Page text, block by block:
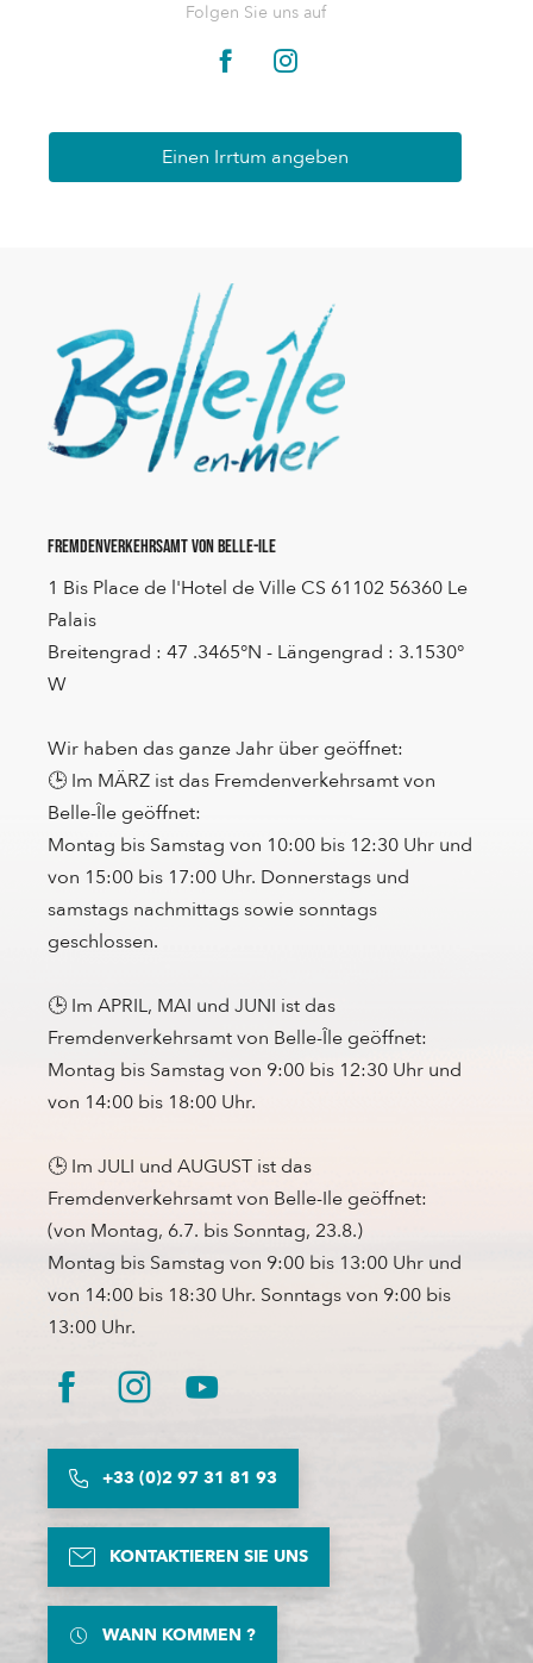
Folgen Sie uns auf
Einen Irrtum angeben
Fremdenverkehrsamt von Belle-Ile
1 Bis Place de l'Hotel de Ville CS 61102 56360 Le
Palais
Breitengrad : 47 .3465°N - Längengrad : 3.1530°
W
Wir haben das ganze Jahr über geöffnet:
🕒 Im MÄRZ ist das Fremdenverkehrsamt von
Belle-Île geöffnet:
Montag bis Samstag von 10:00 bis 12:30 Uhr und
von 15:00 bis 17:00 Uhr. Donnerstags und
samstags nachmittags sowie sonntags
geschlossen.
🕒 Im APRIL, MAI und JUNI ist das
Fremdenverkehrsamt von Belle-Île geöffnet:
Montag bis Samstag von 9:00 bis 12:30 Uhr und
von 14:00 bis 18:00 Uhr.
🕒 Im JULI und AUGUST ist das
Fremdenverkehrsamt von Belle-Ile geöffnet:
(von Montag, 6.7. bis Sonntag, 23.8.)
Montag bis Samstag von 9:00 bis 13:00 Uhr und
von 14:00 bis 18:30 Uhr. Sonntags von 9:00 bis
13:00 Uhr.
+33 (0)2 97 31 81 93
KONTAKTIEREN SIE UNS
WANN KOMMEN ?